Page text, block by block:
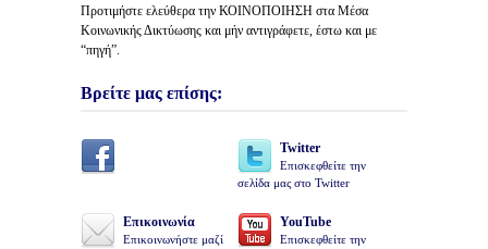
Προτιμήστε ελεύθερα την ΚΟΙΝΟΠΟΙΗΣΗ στα Μέσα
Κοινωνικής Δικτύωσης και μήν αντιγράφετε, έστω και με
“πηγή”.
Βρείτε μας επίσης:
Twitter
Επισκεφθείτε την
σελίδα μας στο Twitter
Επικοινωνία
Επικοινωνήστε μαζί
YouTube
Επισκεφθείτε την